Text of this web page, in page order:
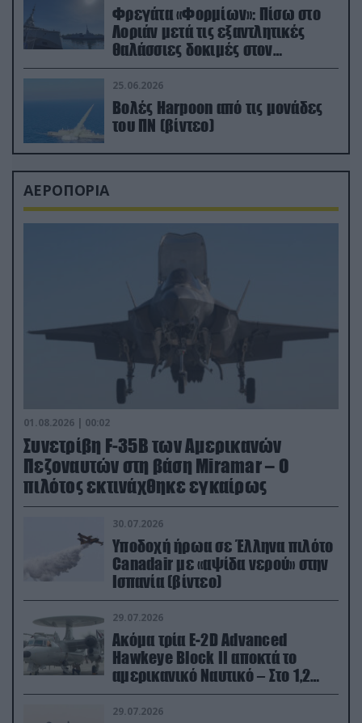
Φρεγάτα «Φορμίων»: Πίσω στο
Λοριάν μετά τις εξαντλητικές
θαλάσσιες δοκιμές στον
απαιτητικό Βισκαϊκό
25.06.2026
Βολές Harpoon από τις μονάδες
του ΠΝ (βίντεο)
ΑΕΡΟΠΟΡΙΑ
01.08.2026 | 00:02
Συνετρίβη F-35B των Αμερικανών
Πεζοναυτών στη βάση Miramar – Ο
πιλότος εκτινάχθηκε εγκαίρως
30.07.2026
Υποδοχή ήρωα σε Έλληνα πιλότο
Canadair με «αψίδα νερού» στην
Ισπανία (βίντεο)
29.07.2026
Ακόμα τρία E-2D Advanced
Hawkeye Block II αποκτά το
αμερικανικό Ναυτικό – Στο 1,2
δισ.δολάρια το κόστος
29.07.2026